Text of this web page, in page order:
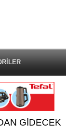
GİDECEK